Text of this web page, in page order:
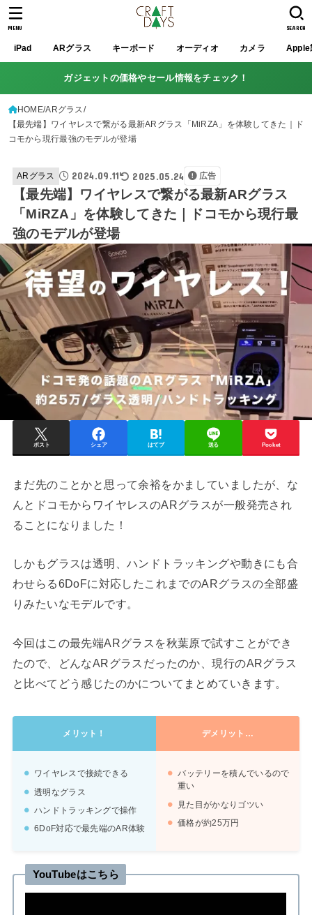
iPad ARグラス キーボード オーディオ カメラ Apple
SEARCH
MENU
ガジェットの価格やセール情報をチェック！
HOME ARグラス
【最先端】ワイヤレスで繋がる最新ARグラス「MiRZA」を体験してきた｜ド
コモから現行最強のモデルが登場
ARグラス 2024.09.11 2025.05.24 広告
【最先端】ワイヤレスで繋がる最新ARグラス
「MiRZA」を体験してきた｜ドコモから現行最
強のモデルが登場
ポスト シェア はてブ 送る Pocket
まだ先のことかと思って余裕をかましていましたが、な
んとドコモからワイヤレスのARグラスが一般発売され
ることになりました！
しかもグラスは透明、ハンドトラッキングや動きにも合
わせらる6DoFに対応したこれまでのARグラスの全部盛
りみたいなモデルです。
今回はこの最先端ARグラスを秋葉原で試すことができ
たので、どんなARグラスだったのか、現行のARグラス
と比べてどう感じたのかについてまとめていきます。
メリット！ デメリット…
ワイヤレスで接続できる
透明なグラス
ハンドトラッキングで操作
6DoF対応で最先端のAR体験
バッテリーを積んでいるので
重い
見た目がかなりゴツい
価格が約25万円
YouTubeはこちら